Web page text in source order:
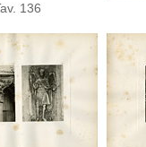
136